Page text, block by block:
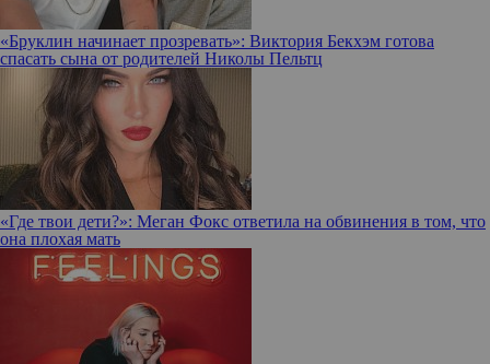
«Бруклин начинает прозревать»: Виктория Бекхэм готова
спасать сына от родителей Николы Пельтц
«Где твои дети?»: Меган Фокс ответила на обвинения в том, что
она плохая мать